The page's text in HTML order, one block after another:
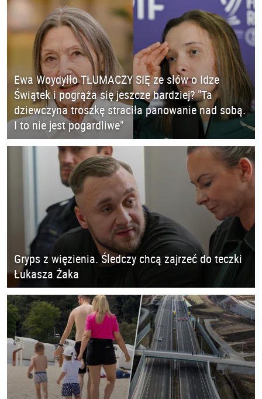
Ewa Woydyłło TŁUMACZY SIĘ ze słów o Idze
Świątek i pogrąża się jeszcze bardziej? "Ta
dziewczyna troszkę straciła panowanie nad sobą.
I to nie jest pogardliwe"
Gryps z więzienia. Śledczy chcą zajrzeć do teczki
Łukasza Żaka